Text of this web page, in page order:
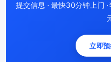
提交信息 · 最快30分钟上门
立即